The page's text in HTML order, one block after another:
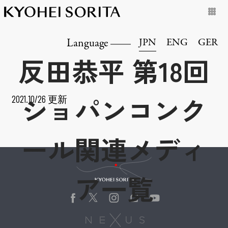
Language JPN ENG GER
反田恭平 第18回
ショパンコンク
ール関連メディ
ア一覧
2021.10/26 更新
Kyohei Sorita